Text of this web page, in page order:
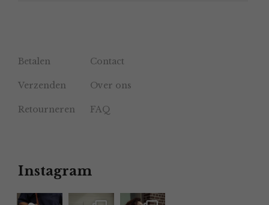
Betalen Contact
Verzenden Over ons
Retourneren FAQ
Instagram